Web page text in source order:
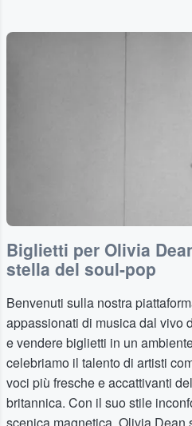
Biglietti per Olivia
stella del soul-pop
Benvenuti sulla nostra
appassionati di musica dal vivo
e vendere biglietti in un
celebriamo il talento di artisti
voci più fresche e accattivanti
britannica. Con il suo stile
scenica magnetica, Olivia Dean